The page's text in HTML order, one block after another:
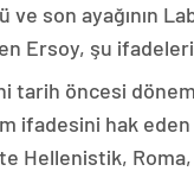
son ayağının
Ersoy, şu ifadeleri
tarih öncesi
ifadesini hak eden
Hellenistik,